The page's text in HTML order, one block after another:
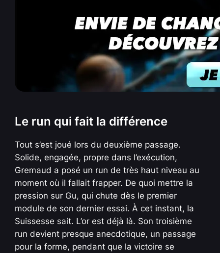
Le run qui fait la différence
Tout s’est joué lors du deuxième passage.
Solide, engagée, propre dans l’exécution,
Gremaud a posé un run de très haut niveau au
moment où il fallait frapper. De quoi mettre la
pression sur Gu, qui chute dès le premier
module de son dernier essai. À cet instant, la
Suissesse sait. L’or est déjà là. Son troisième
run devient presque anecdotique, un passage
pour la forme, pendant que la victoire se